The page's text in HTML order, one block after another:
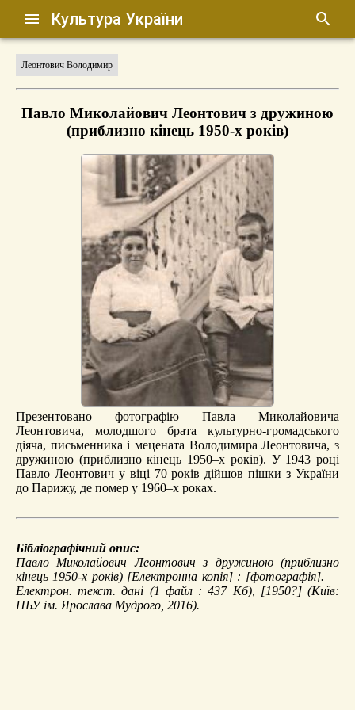
Культура України
Леонтович Володимир
Павло Миколайович Леонтович з дружиною
(приблизно кінець 1950-х років)
Презентовано фотографію Павла Миколайовича
Леонтовича, молодшого брата культурно-громадського
діяча, письменника і мецената Володимира Леонтовича, з
дружиною (приблизно кінець 1950–х років). У 1943 році
Павло Леонтович у віці 70 років дійшов пішки з України
до Парижу, де помер у 1960–х роках.
Бібліографічний опис:
Павло Миколайович Леонтович з дружиною (приблизно
кінець 1950-х років)[Електронна копія] : [фотографія]. —
Електрон. текст. дані (1 файл : 437 Кб), [1950?] (Київ:
НБУ ім. Ярослава Мудрого, 2016).